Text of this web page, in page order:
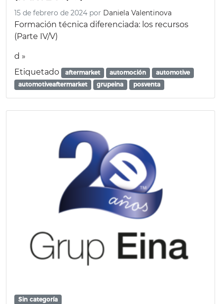
15 de febrero de 2024 por Daniela Valentinova
Formación técnica diferenciada: los recursos
(Parte IV/V)
d »
Etiquetado
aftermarket automoción
automotive
automotiveaftermarket
grupeina posventa
Sin categoría